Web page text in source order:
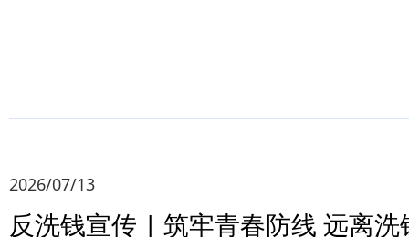
2026/07/13
反洗钱宣传 | 筑牢青春防线 远离洗